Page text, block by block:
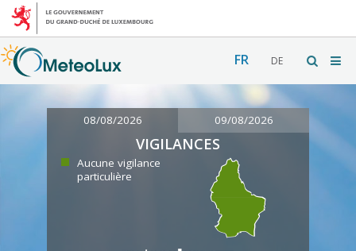
FR DE
08/08/2026 09/08/2026
VIGILANCES
Aucune vigilance
particulière